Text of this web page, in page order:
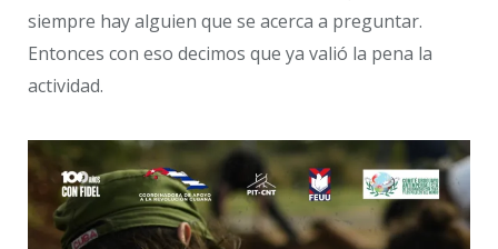
siempre hay alguien que se acerca a preguntar.
Entonces con eso decimos que ya valió la pena la
actividad.